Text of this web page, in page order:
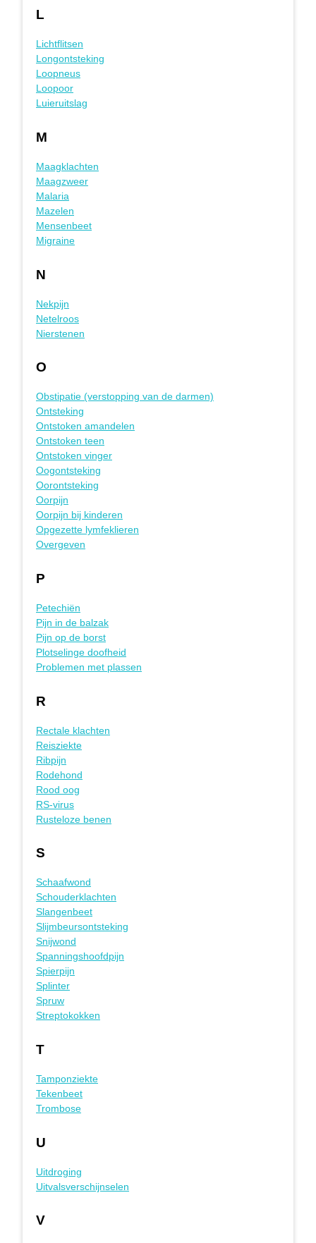
L
Lichtflitsen
Longontsteking
Loopneus
Loopoor
Luieruitslag
M
Maagklachten
Maagzweer
Malaria
Mazelen
Mensenbeet
Migraine
N
Nekpijn
Netelroos
Nierstenen
O
Obstipatie (verstopping van de darmen)
Ontsteking
Ontstoken amandelen
Ontstoken teen
Ontstoken vinger
Oogontsteking
Oorontsteking
Oorpijn
Oorpijn bij kinderen
Opgezette lymfeklieren
Overgeven
P
Petechiën
Pijn in de balzak
Pijn op de borst
Plotselinge doofheid
Problemen met plassen
R
Rectale klachten
Reisziekte
Ribpijn
Rodehond
Rood oog
RS-virus
Rusteloze benen
S
Schaafwond
Schouderklachten
Slangenbeet
Slijmbeursontsteking
Snijwond
Spanningshoofdpijn
Spierpijn
Splinter
Spruw
Streptokokken
T
Tamponziekte
Tekenbeet
Trombose
U
Uitdroging
Uitvalsverschijnselen
V